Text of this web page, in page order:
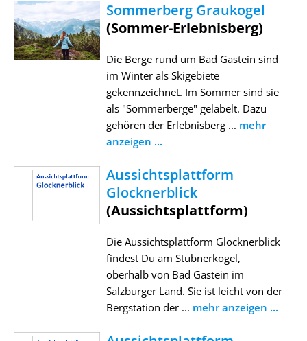
Sommerberg Graukogel
(Sommer-Erlebnisberg)
Die Berge rund um Bad Gastein sind
im Winter als Skigebiete
gekennzeichnet. Im Sommer sind sie
als "Sommerberge" gelabelt. Dazu
gehören der Erlebnisberg ... mehr
anzeigen ...
Aussichtsplattform
Glocknerblick
(Aussichtsplattform)
Die Aussichtsplattform Glocknerblick
findest Du am Stubnerkogel,
oberhalb von Bad Gastein im
Salzburger Land. Sie ist leicht von der
Bergstation der ... mehr anzeigen ...